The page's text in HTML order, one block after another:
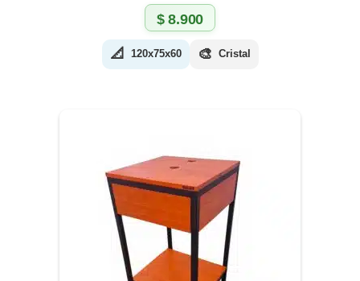
$8.900
📐 120x75x60 🎨 Cristal